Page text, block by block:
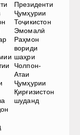
Президенти
Ҷумҳурии
Тоҷикистон
Эмомалӣ
Раҳмон
вориди
шаҳри
Чолпон-
Атаи
Ҷумҳурии
Қирғизистон
шуданд